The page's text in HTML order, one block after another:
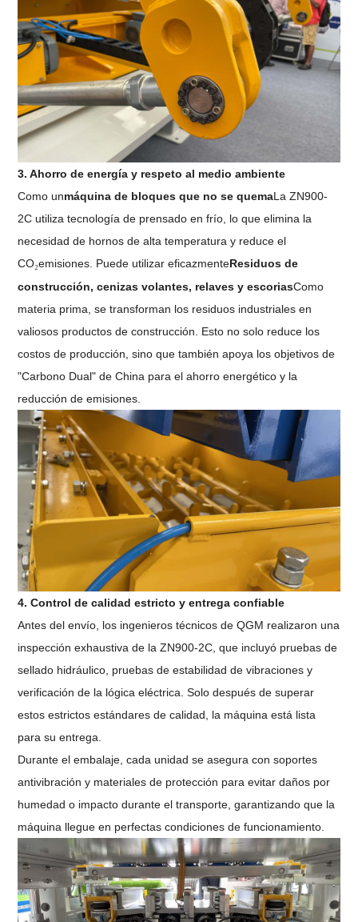
3. Ahorro de energía y respeto al medio ambiente
Como unmáquina de bloques que no se quemaLa ZN900-
2C utiliza tecnología de prensado en frío, lo que elimina la
necesidad de hornos de alta temperatura y reduce el
CO₂emisiones. Puede utilizar eficazmenteResiduos de
construcción, cenizas volantes, relaves y escoriasComo
materia prima, se transforman los residuos industriales en
valiosos productos de construcción. Esto no solo reduce los
costos de producción, sino que también apoya los objetivos de
"Carbono Dual" de China para el ahorro energético y la
reducción de emisiones.
4. Control de calidad estricto y entrega confiable
Antes del envío, los ingenieros técnicos de QGM realizaron una
inspección exhaustiva de la ZN900-2C, que incluyó pruebas de
sellado hidráulico, pruebas de estabilidad de vibraciones y
verificación de la lógica eléctrica. Solo después de superar
estos estrictos estándares de calidad, la máquina está lista
para su entrega.
Durante el embalaje, cada unidad se asegura con soportes
antivibración y materiales de protección para evitar daños por
humedad o impacto durante el transporte, garantizando que la
máquina llegue en perfectas condiciones de funcionamiento.